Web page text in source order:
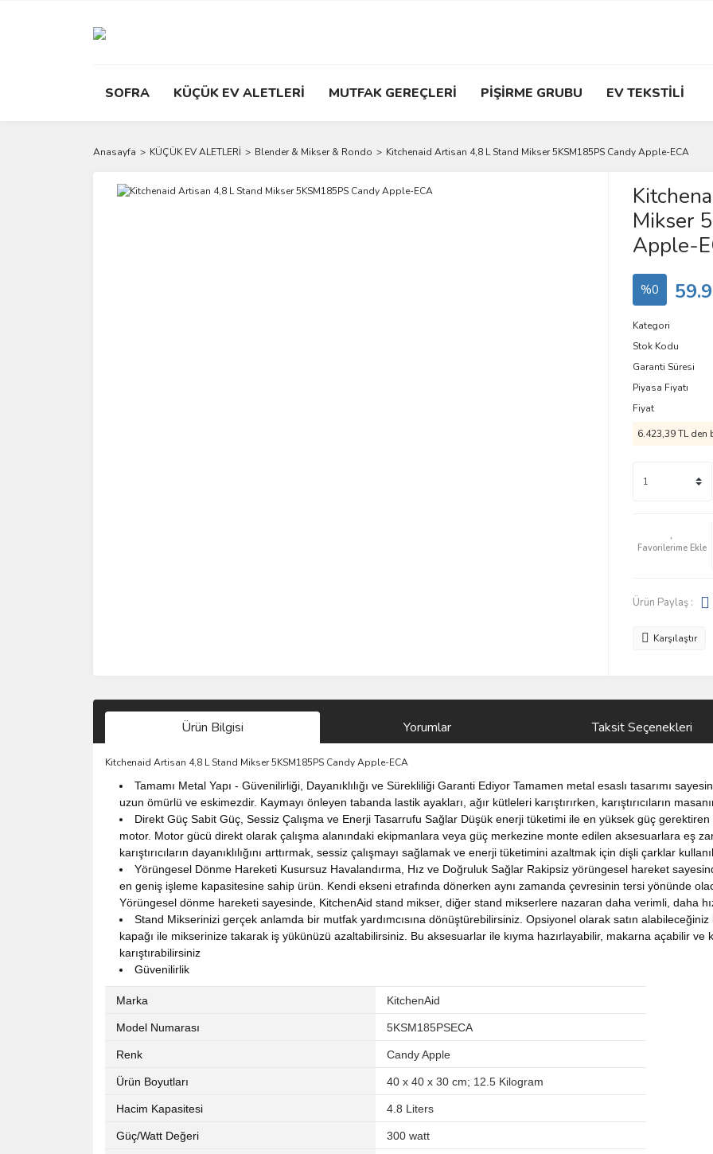
SOFRA KÜÇÜK EV ALETLERİ MUTFAK GEREÇLERİ PİŞİRME GRUBU EV TEKSTİLİ
Anasayfa KÜÇÜK EV ALETLERİ Blender & Mikser & Rondo Kitchenaid Artisan 4,8 L Stand Mikser 5KSM185PS Candy Apple-ECA
Mikser
Apple-
%0
Kategori
Stok Kodu
Garanti Süresi
Piyasa Fiyatı
Fiyat
6.423,39 TL
Ürün Paylaş :
Karşılaştır
Ürün Bilgisi Yorumlar Taksit Seçenekleri
Kitchenaid Artisan 4,8 L Stand Mikser 5KSM185PS Candy Apple-ECA
Tamamı Metal Yapı - Güvenilirliği, Dayanıklılığı ve Sürekliliği Garanti Ediyor Tamamen metal esaslı tasarımı
uzun ömürlü ve eskimezdir. Kaymayı önleyen tabanda lastik ayakları, ağır kütleleri karıştırırken, karıştırıcıların
Direkt Güç Sabit Güç, Sessiz Çalışma ve Enerji Tasarrufu Sağlar Düşük enerji tüketimi ile en yüksek güç
motor. Motor gücü direkt olarak çalışma alanındaki ekipmanlara veya güç merkezine monte edilen aksesuarlara eş
karıştırıcıların dayanıklılığını arttırmak, sessiz çalışmayı sağlamak ve enerji tüketimini azaltmak için dişli çarklar
Yörüngesel Dönme Hareketi Kusursuz Havalandırma, Hız ve Doğruluk Sağlar Rakipsiz yörüngesel hareket
en geniş işleme kapasitesine sahip ürün. Kendi ekseni etrafında dönerken aynı zamanda çevresinin tersi yönünde
Yörüngesel dönme hareketi sayesinde, KitchenAid stand mikser, diğer stand mikserlere nazaran daha verimli, daha
Stand Mikserinizi gerçek anlamda bir mutfak yardımcısına dönüştürebilirsiniz. Opsiyonel olarak satın
kapağı ile mikserinize takarak iş yükünüzü azaltabilirsiniz. Bu aksesuarlar ile kıyma hazırlayabilir, makarna açabilir
karıştırabilirsiniz
Güvenilirlik
Marka ‎KitchenAid
Model Numarası ‎5KSM185PSECA
Renk ‎Candy Apple
Ürün Boyutları ‎40 x 40 x 30 cm; 12.5 Kilogram
Hacim Kapasitesi ‎4.8 Liters
Güç/Watt Değeri ‎300 watt